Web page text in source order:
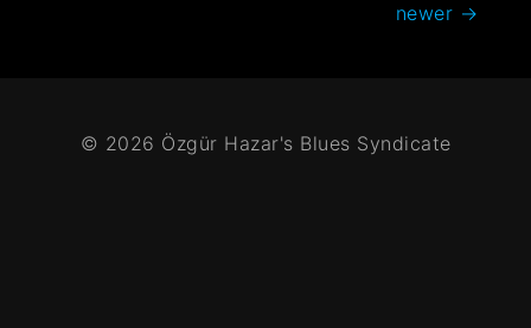
newer →
© 2026 Özgür Hazar's Blues Syndicate